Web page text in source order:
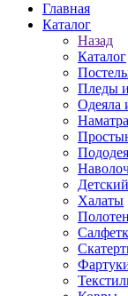
Главная
Каталог
Назад
Каталог
Пледы
Одеяла
Халаты